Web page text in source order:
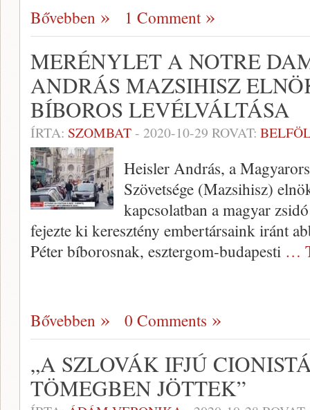
Bővebben 1 Comment
MERÉNYLET A NOTRE
ANDRÁS MAZSIHISZ
BÍBOROS LEVÉLVÁLTÁSA
ÍRTA: SZOMBAT- 2020-10-29 ROVAT:
Heisler András, a
Szövetsége (Mazsihisz)
kapcsolatban a magyar
fejezte ki keresztény embertársaink iránt
Péter bíborosnak, esztergom-budapesti …
Bővebben 0 Comments
„A SZLOVÁK IFJÚ
TÖMEGBEN JÖTTEK”